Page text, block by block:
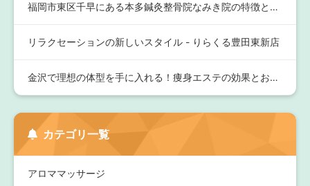
福岡市東区千早にある本多鍼灸整骨院なみき院の特徴とアクセス情…
リラクセーションの新しいスタイル - りらくる豊田東新店
金沢で理想の体型を手に入れる！痩身エステの効果とおすすめサロ…
カテゴリ一覧
アロママッサージ